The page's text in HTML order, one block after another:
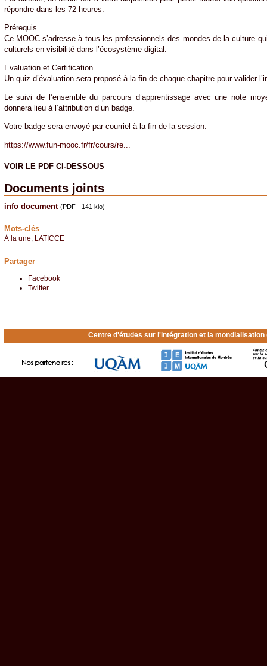
répondre dans les 72 heures.
Prérequis
Ce MOOC s’adresse à tous les professionnels des mondes de la culture
culturels en visibilité dans l’écosystème digital.
Evaluation et Certification
Un quiz d’évaluation sera proposé à la fin de chaque chapitre pour valider
Le suivi de l’ensemble du parcours d’apprentissage avec une note
donnera lieu à l’attribution d’un badge.
Votre badge sera envoyé par courriel à la fin de la session.
https://www.fun-mooc.fr/fr/cours/re...
VOIR LE PDF CI-DESSOUS
Documents joints
info document (PDF - 141 kio)
Mots-clés
À la une LATICCE
Partager
Facebook
Twitter
Centre d'études sur l'intégration et la mondialisation